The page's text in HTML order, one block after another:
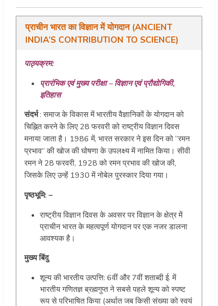
प्राचीन भारत का विज्ञान में योगदान (ANCIENT
INDIA’S CONTRIBUTION TO SCIENCE)
पाठ्यक्रम:
प्रारंभिक एवं मुख्य परीक्षा – विज्ञान एवं प्रौद्योगिकी,
इतिहास
संदर्भ: समाज के विकास में भारतीय वैज्ञानिकों के योगदान को
चिह्नित करने के लिए 28 फरवरी को राष्ट्रीय विज्ञान दिवस
मनाया जाता है। 1986 में, भारत सरकार ने इस दिन को “रमन
प्रभाव” की खोज की घोषणा के उपलक्ष्य में नामित किया। सीवी
रमन ने 28 फरवरी, 1928 को रमन प्रभाव की खोज की,
जिसके लिए उन्हें 1930 में नोबेल पुरस्कार दिया गया।
पृष्ठभूमि: –
राष्ट्रीय विज्ञान दिवस के अवसर पर विज्ञान के क्षेत्र में
प्राचीन भारत के महत्वपूर्ण योगदान पर एक नजर डालना
आवश्यक है।
मुख्य बिंदु
शून्य की भारतीय उत्पत्ति: 6वीं और 7वीं शताब्दी ई. में
भारतीय गणितज्ञ ब्रह्मगुप्त ने सबसे पहले शून्य को स्पष्ट
रूप से परिभाषित किया (अर्थात जब किसी संख्या को स्वयं